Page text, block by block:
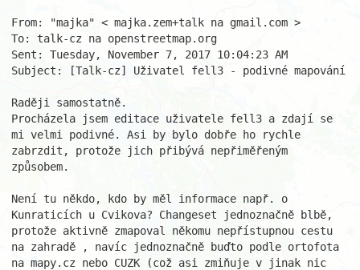
From: "majka" < majka.zem+talk na gmail.com >
To: talk-cz na openstreetmap.org
Sent: Tuesday, November 7, 2017 10:04:23 AM
Subject: [Talk-cz] Uživatel fell3 - podivné mapování
Raději samostatně.
Procházela jsem editace uživatele fell3 a zdají se
mi velmi podivné. Asi by bylo dobře ho rychle
zabrzdit, protože jich přibývá nepřiměřeným
způsobem.
Není tu někdo, kdo by měl informace např. o
Kunraticích u Cvikova? Changeset jednoznačně blbě,
protože aktivně zmapoval někomu nepřístupnou cestu
na zahradě , navíc jednoznačně buďto podle ortofota
na mapy.cz nebo CUZK (což asi zmiňuje v jinak nic